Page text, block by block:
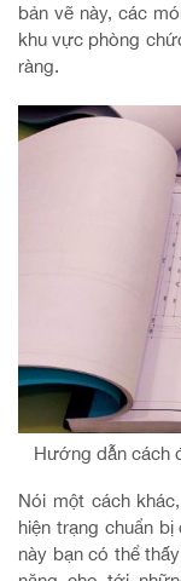
bản vẽ này, các
khu vực phòng
ràng.
Hướng dẫn cách
Nói một cách
hiện trạng chuẩn
này bạn có thể